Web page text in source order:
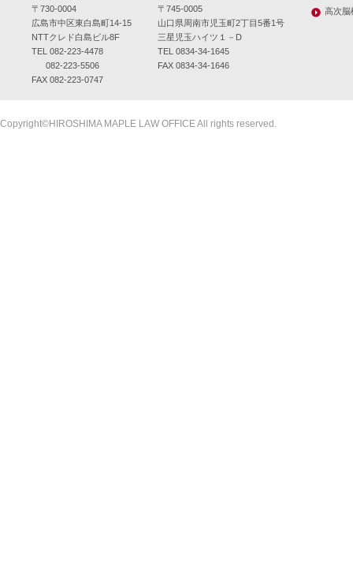
〒730-0004
広島市中区東白島町14-15
NTTクレド白島ビル8F
TEL 082-223-4478
082-223-5506
FAX 082-223-0747
〒745-0005
山口県周南市児玉町2丁目5番1号
三星児玉ハイツ１－D
TEL 0834-34-1645
FAX 0834-34-1646
高次脳
Copyright©HIROSHIMA MAPLE LAW OFFICE All rights reserved.